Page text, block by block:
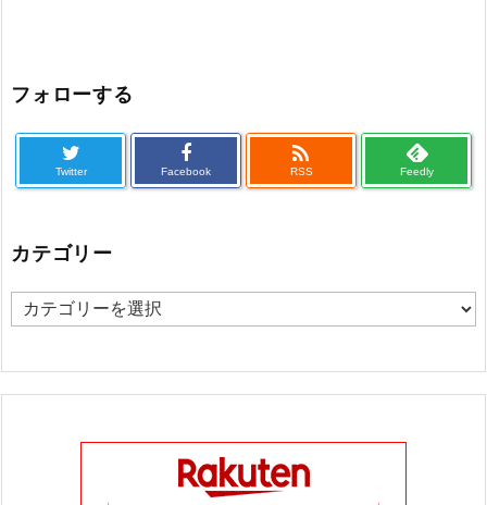
フォローする
Twitter Facebook

RSS Feedly
カテゴリー
カ
ゴ